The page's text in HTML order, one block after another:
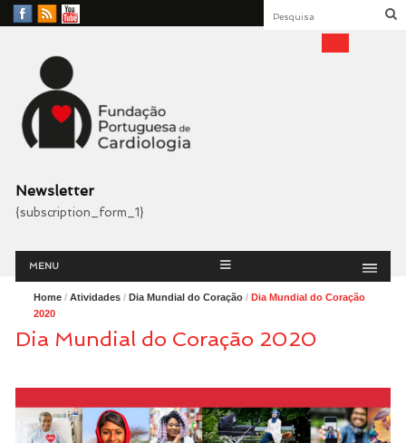
Facebook
RSS
YouTube
Fundação Portuguesa
Cardiologia
Newsletter
{subscription_form_1}
Menu
MENU
Home/ Atividades/ Dia Mundial do Coração/ Dia Mundial do Coração
2020
Dia Mundial do Coração 2020